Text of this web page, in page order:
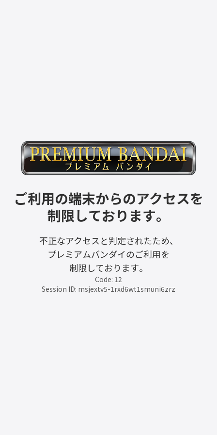
ご利用の端末からのアクセスを
制限しております。
不正なアクセスと判定されたため、
プレミアムバンダイのご利用を
制限しております。
Code: 12
Session ID: msjextv5-1rxd6wt1smuni6zrz